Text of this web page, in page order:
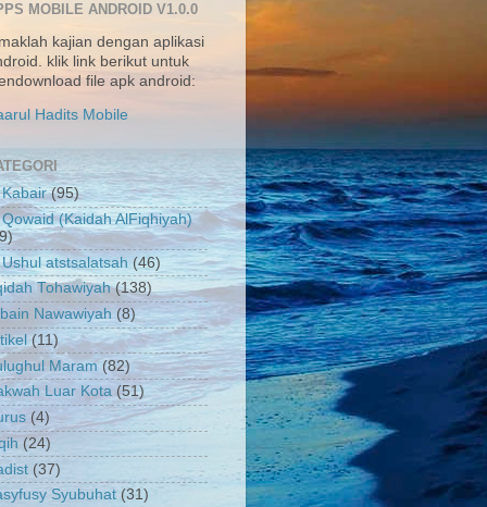
MOBILE ANDROID V1.0.0
kajian dengan aplikasi
klik link berikut untuk
file apk android:
Hadits Mobile
(95)
Qowaid (Kaidah AlFiqhiyah)
atstsalatsah (46)
Tohawiyah (138)
Nawawiyah (8)
(11)
Maram (82)
Luar Kota (51)
(4)
(24)
(37)
Syubuhat (31)